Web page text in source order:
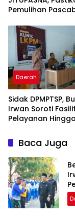
Pemulihan
Daerah
Sidak DPMPTSP,
Irwan Soroti
Pelayanan
Baca Juga